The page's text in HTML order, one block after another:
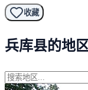
收藏
兵库县的地